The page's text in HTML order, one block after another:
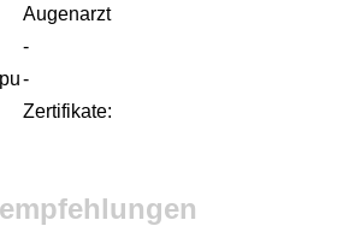
Augenarzt
-
-
Zertifikate: